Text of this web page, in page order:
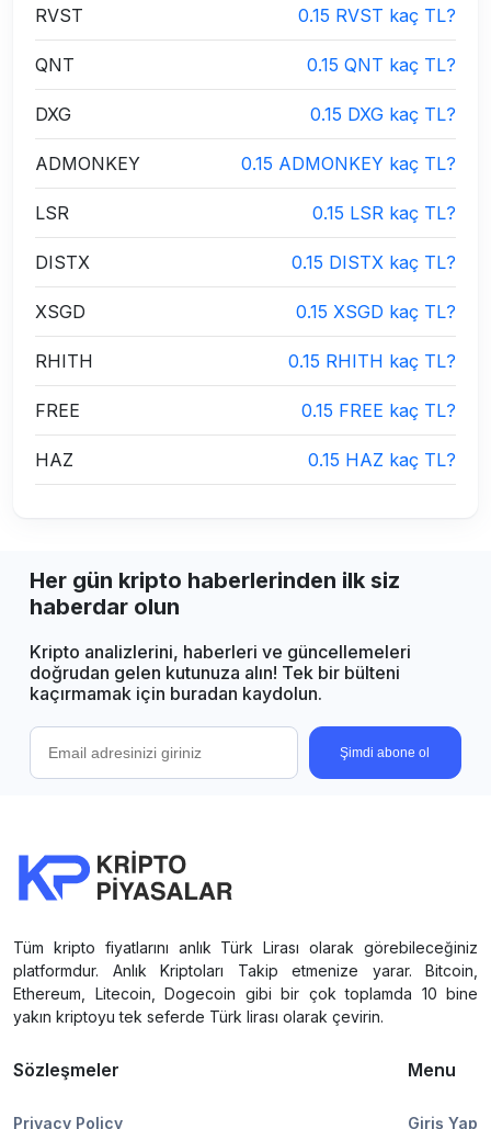
RVST 0.15 RVST kaç TL?
QNT 0.15 QNT kaç TL?
DXG 0.15 DXG kaç TL?
ADMONKEY 0.15 ADMONKEY kaç TL?
LSR 0.15 LSR kaç TL?
DISTX 0.15 DISTX kaç TL?
XSGD 0.15 XSGD kaç TL?
RHITH 0.15 RHITH kaç TL?
FREE 0.15 FREE kaç TL?
HAZ 0.15 HAZ kaç TL?
Her gün kripto haberlerinden ilk siz
haberdar olun
Kripto analizlerini, haberleri ve güncellemeleri
doğrudan gelen kutunuza alın! Tek bir bülteni
kaçırmamak için buradan kaydolun.
Şimdi abone ol
Tüm kripto fiyatlarını anlık Türk Lirası olarak görebileceğiniz
platformdur. Anlık Kriptoları Takip etmenize yarar. Bitcoin,
Ethereum, Litecoin, Dogecoin gibi bir çok toplamda 10 bine
yakın kriptoyu tek seferde Türk lirası olarak çevirin.
Sözleşmeler
Privacy Policy
Menu
Giriş Yap